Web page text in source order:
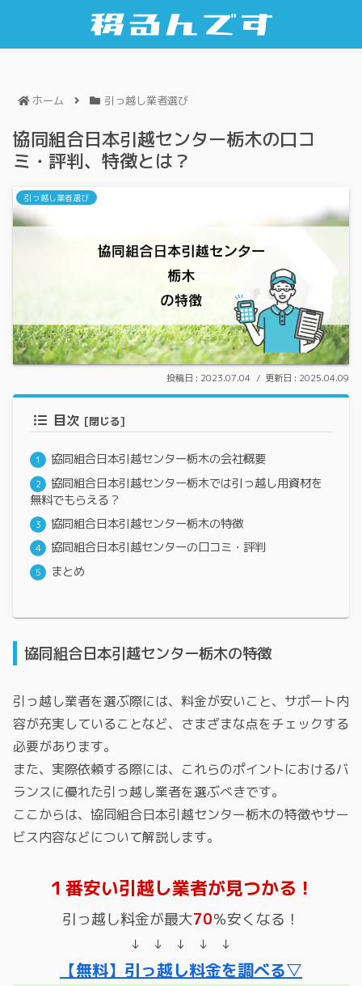
ホーム 引っ越し業者選び
協同組合日本引越センター栃木の口コ
ミ・評判、特徴とは？
引っ越し業者選び
2023.07.04 2025.04.09
目次
協同組合日本引越センター栃木の会社概要
協同組合日本引越センター栃木では引っ越し用資材を
無料でもらえる？
協同組合日本引越センター栃木の特徴
協同組合日本引越センターの口コミ・評判
まとめ
協同組合日本引越センター栃木の特徴
引っ越し業者を選ぶ際には、料金が安いこと、サポート内
容が充実していることなど、さまざまな点をチェックする
必要があります。
また、実際依頼する際には、これらのポイントにおけるバ
ランスに優れた引っ越し業者を選ぶべきです。
ここからは、協同組合日本引越センター栃木の特徴やサー
ビス内容などについて解説します。
１番安い引越し業者が見つかる！
引っ越し料金が最大70％安くなる！
↓ ↓ ↓ ↓ ↓
【無料】引っ越し料金を調べる▽